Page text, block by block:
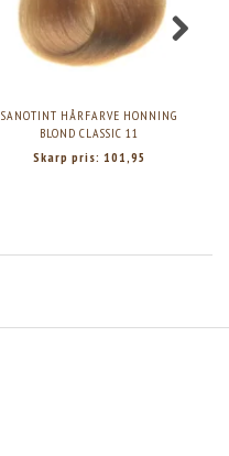
SANOTINT HÅRFARVE HONNING
BLOND CLASSIC 11
Skarp pris: 101,95